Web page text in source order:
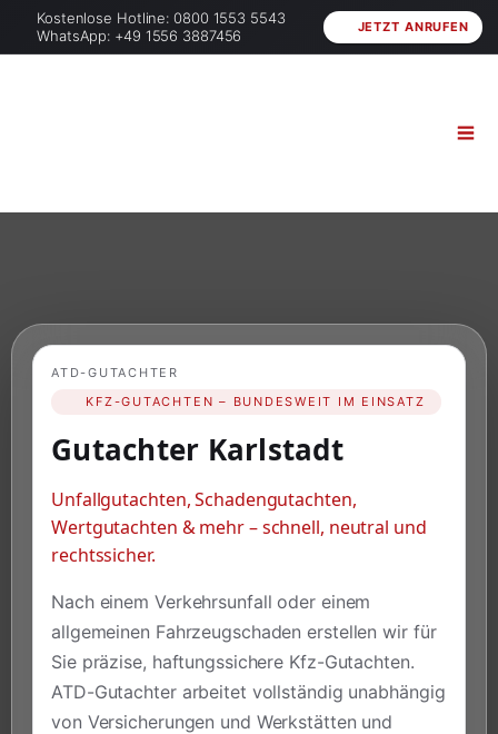
Kostenlose Hotline: 0800 1553 5543
WhatsApp: +49 1556 3887456
JETZT ANRUFEN
ATD-GUTACHTER
KFZ-GUTACHTEN – BUNDESWEIT IM EINSATZ
Gutachter Karlstadt
Unfallgutachten, Schadengutachten,
Wertgutachten & mehr – schnell, neutral und
rechtssicher.
Nach einem Verkehrsunfall oder einem
allgemeinen Fahrzeugschaden erstellen wir für
Sie präzise, haftungssichere Kfz-Gutachten.
ATD-Gutachter arbeitet vollständig unabhängig
von Versicherungen und Werkstätten und